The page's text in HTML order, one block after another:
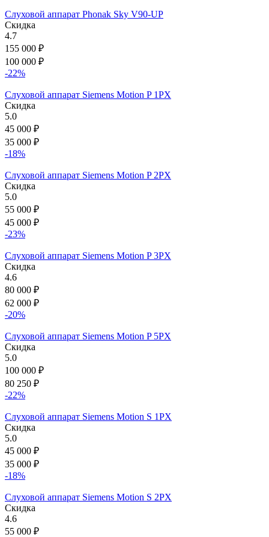
Слуховой аппарат Phonak Sky V90-UP
Скидка
4.7
155 000 ₽
100 000 ₽
-22%
Слуховой аппарат Siemens Motion P 1PX
Скидка
5.0
45 000 ₽
35 000 ₽
-18%
Слуховой аппарат Siemens Motion P 2PX
Скидка
5.0
55 000 ₽
45 000 ₽
-23%
Слуховой аппарат Siemens Motion P 3PX
Скидка
4.6
80 000 ₽
62 000 ₽
-20%
Слуховой аппарат Siemens Motion P 5PX
Скидка
5.0
100 000 ₽
80 250 ₽
-22%
Слуховой аппарат Siemens Motion S 1PX
Скидка
5.0
45 000 ₽
35 000 ₽
-18%
Слуховой аппарат Siemens Motion S 2PX
Скидка
4.6
55 000 ₽